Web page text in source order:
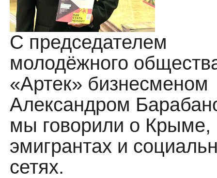
С председателем
молодёжного
«Артек» бизнесменом
Александром
мы говорили о Крыме,
эмигрантах и
сетях.